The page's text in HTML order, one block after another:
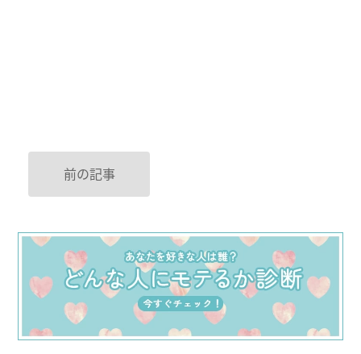
前の記事